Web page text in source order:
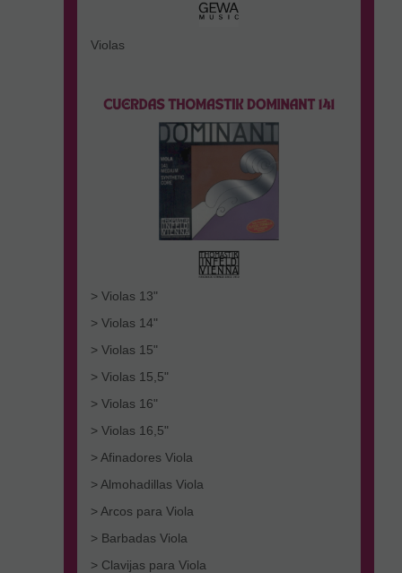
Violas
> Violas 13"
> Violas 14"
> Violas 15"
> Violas 15,5"
> Violas 16"
> Violas 16,5"
> Afinadores Viola
> Almohadillas Viola
> Arcos para Viola
> Barbadas Viola
> Clavijas para Viola